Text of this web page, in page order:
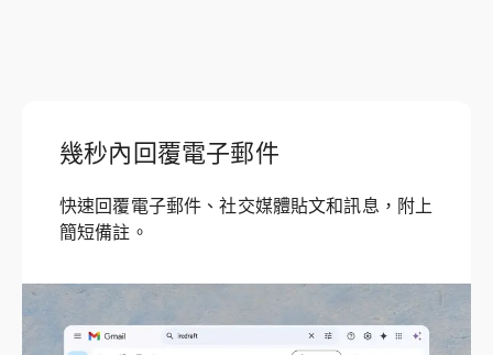
幾秒內回覆電子郵件
快速回覆電子郵件、社交媒體貼文和訊息，附上
簡短備註。